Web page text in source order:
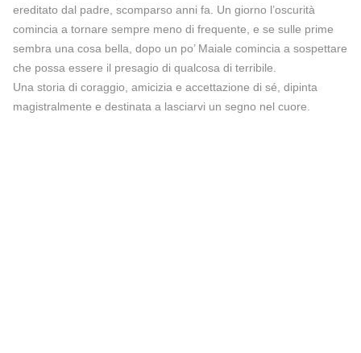
ereditato dal padre, scomparso anni fa. Un giorno l’oscurità
comincia a tornare sempre meno di frequente, e se sulle prime
sembra una cosa bella, dopo un po’ Maiale comincia a sospettare
che possa essere il presagio di qualcosa di terribile.
Una storia di coraggio, amicizia e accettazione di sé, dipinta
magistralmente e destinata a lasciarvi un segno nel cuore.